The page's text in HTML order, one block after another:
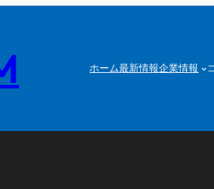
ホーム最新情報企業情報